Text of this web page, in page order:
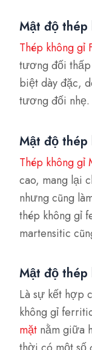
Mật độ thép
Thép không gỉ
tương đối
biệt dày đặc,
tương đối nhẹ.
Mật độ thép
Thép không gỉ
cao, mang lại
nhưng cũng
thép không gỉ
martensitic
Mật độ thép
Là sự kết hợp
không gỉ
mặt nằm giữa